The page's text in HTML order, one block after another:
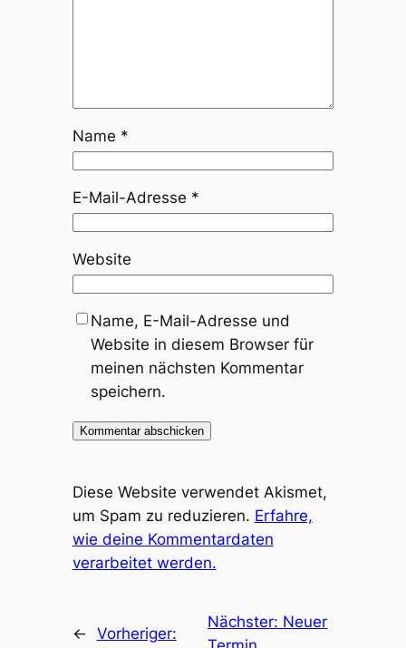
Name *
E-Mail-Adresse *
Website
Name, E-Mail-Adresse und
Website in diesem Browser für
meinen nächsten Kommentar
speichern.
Diese Website verwendet Akismet,
um Spam zu reduzieren. Erfahre,
wie deine Kommentardaten
verarbeitet werden.
← Vorheriger:
Nächster: Neuer